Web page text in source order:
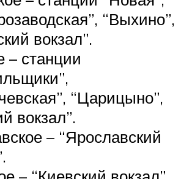
“Выхино”,
вокзал”.
– станции
“Царицыно”,
вокзал”.
– “Ярославский